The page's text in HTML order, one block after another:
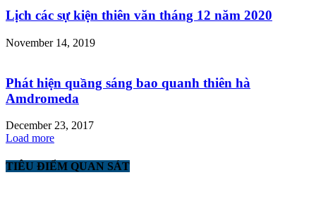
Lịch các sự kiện thiên văn tháng 12 năm 2020
November 14, 2019
Phát hiện quầng sáng bao quanh thiên hà
Amdromeda
December 23, 2017
Load more
TIÊU ĐIỂM QUAN SÁT